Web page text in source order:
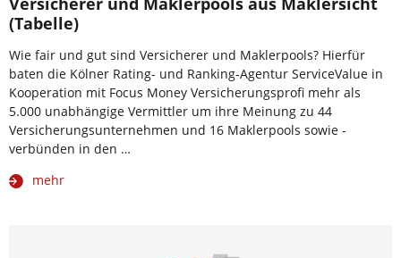
(Tabelle)
Wie fair und gut sind Versicherer und Maklerpools? Hierfür
baten die Kölner Rating- und Ranking-Agentur ServiceValue in
Kooperation mit Focus Money Versicherungsprofi mehr als
5.000 unabhängige Vermittler um ihre Meinung zu 44
Versicherungsunternehmen und 16 Maklerpools sowie -
verbünden in den …
mehr